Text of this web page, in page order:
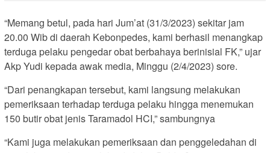
“Memang betul, pada hari Jum’at (31/3/2023) sekitar jam
20.00 Wib di daerah Kebonpedes, kami berhasil menangkap
terduga pelaku pengedar obat berbahaya berinisial FK,” ujar
Akp Yudi kepada awak media, Minggu (2/4/2023) sore.
“Dari penangkapan tersebut, kami langsung melakukan
pemeriksaan terhadap terduga pelaku hingga menemukan
150 butir obat jenis Taramadol HCI,” sambungnya
“Kami juga melakukan pemeriksaan dan penggeledahan di